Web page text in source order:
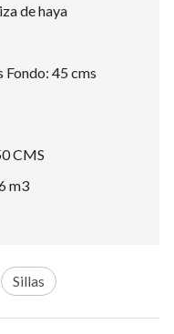
de haya
Fondo: 45 cms
CMS
m3
Sillas